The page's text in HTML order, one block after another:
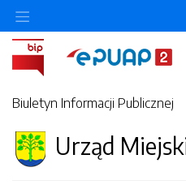
Biuletyn Informacji Publicznej
Urząd